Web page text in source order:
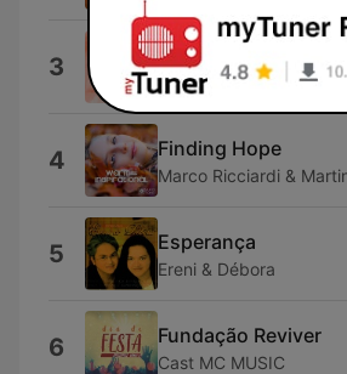
3 Triumph at Twilight
Dreamlamp
4 Finding Hope
Marco Ricciardi &
5 Esperança
Ereni & Débora
6 Fundação Reviver
Cast MC MUSIC